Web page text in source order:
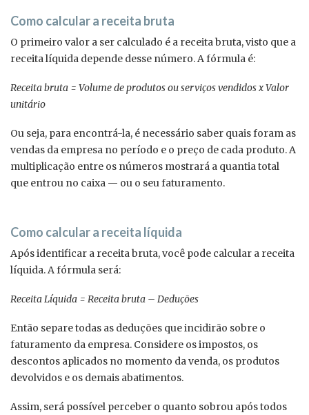
Como calcular a receita bruta
O primeiro valor a ser calculado é a receita bruta, visto que a
receita líquida depende desse número. A fórmula é:
Receita bruta = Volume de produtos ou serviços vendidos x Valor
unitário
Ou seja, para encontrá-la, é necessário saber quais foram as
vendas da empresa no período e o preço de cada produto. A
multiplicação entre os números mostrará a quantia total
que entrou no caixa — ou o seu faturamento.
Como calcular a receita líquida
Após identificar a receita bruta, você pode calcular a receita
líquida. A fórmula será:
Receita Líquida = Receita bruta – Deduções
Então separe todas as deduções que incidirão sobre o
faturamento da empresa. Considere os impostos, os
descontos aplicados no momento da venda, os produtos
devolvidos e os demais abatimentos.
Assim, será possível perceber o quanto sobrou após todos